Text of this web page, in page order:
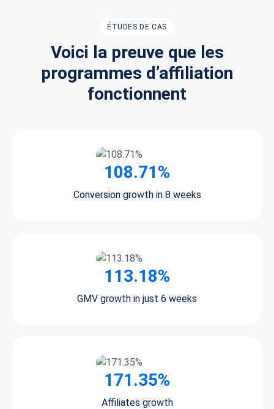
ÉTUDES DE CAS
Voici la preuve que les
programmes d’affiliation
fonctionnent
108.71%
Conversion growth in 8 weeks
113.18%
GMV growth in just 6 weeks
171.35%
Affiliates growth